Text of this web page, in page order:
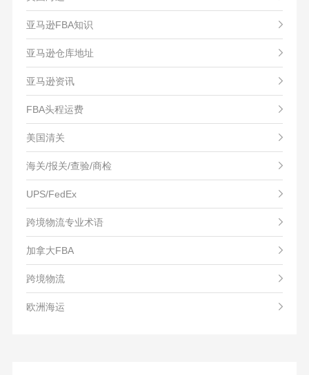
亚马逊FBA知识
亚马逊仓库地址
亚马逊资讯
FBA头程运费
美国清关
海关/报关/查验/商检
UPS/FedEx
跨境物流专业术语
加拿大FBA
跨境物流
欧洲海运